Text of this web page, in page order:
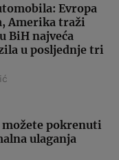
Evropa
Amerika traži
BiH najveća
u posljednje tri
možete pokrenuti
ulaganja